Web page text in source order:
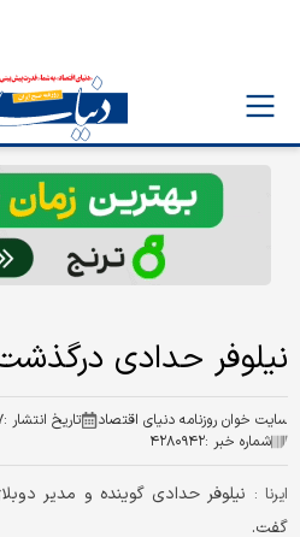
نیلوفر حدادی
سایت خوان روزنامه دنیای اقتصاد تاریخ انتشار :
شماره خبر :۴۲۸۰۹۴۲
ایرنا :
گفت.